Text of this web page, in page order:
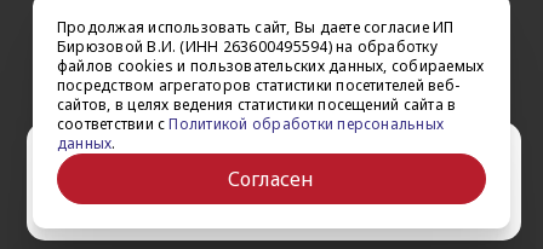
Продолжая использовать сайт, Вы даете согласие ИП
Бирюзовой В.И. (ИНН 263600495594) на обработку
файлов cookies и пользовательских данных, собираемых
посредством агрегаторов статистики посетителей веб-
сайтов, в целях ведения статистики посещений сайта в
соответствии сПолитикой обработки персональных
данных.
Согласен
Ваш город Ставрополь?
Да Выбрать другой
iPad Pro 13'' (2024)
iPad Pro 11'' (2024)
iPad Air 13'' (2024)
iPad Air 11" (2024)
iPad mini 7
iPad Pro 12.9'' (2022)
iPad Pro 11'' (2022)
Квадрокоптеры
Apple TV
Dyson
Сертификаты